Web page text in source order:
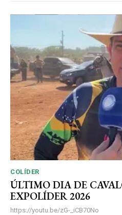
COLÍDER
ÚLTIMO DIA DE
EXPOLÍDER 2026
https://youtu.be/zG-_iCB70No